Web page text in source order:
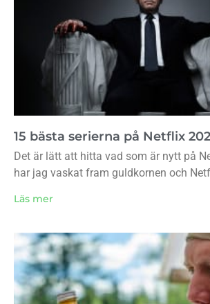
15 bästa serierna på Netflix
Det är lätt att hitta vad som är nytt på
har jag vaskat fram guldkornen och
Läs mer